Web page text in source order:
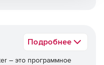
Подробнее
– это программное